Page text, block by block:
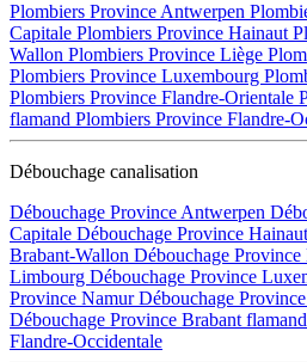
Plombiers Province Antwerpen
Capitale Plombiers Province Hainaut
Wallon Plombiers Province Liège
Plombiers Province Luxembourg
Plombiers Province Flandre-Orientale
flamand Plombiers Province Flandre-
Débouchage canalisation
Débouchage Province Antwerpen
Capitale Débouchage Province Hainaut
Brabant-Wallon Débouchage Province
Limbourg Débouchage Province
Province NamurDébouchage
Débouchage Province Brabant flamand
Flandre-Occidentale